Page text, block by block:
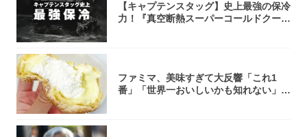
【キャプテンスタッグ】史上最強の保冷
力！『真空断熱スーパーコールドクーラ
ファミマ、美味すぎて大反響「これ1
番」「世界一おいしいかも知れない」